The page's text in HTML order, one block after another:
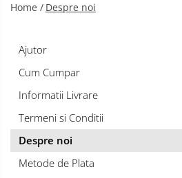
Accesorii Bucatarie
OFERTE WoW
Audio-Video & Foto
Ingrijire personala
Barbati
Femei
Auto
Home / Despre noi
Ajutor
Cum Cumpar
Informatii Livrare
Termeni si Conditii
Despre noi
Metode de Plata